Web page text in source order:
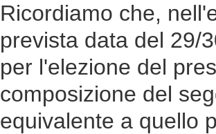
Ricordiamo che,
prevista data del 29/
per l'elezione del
composizione del
equivalente a quello